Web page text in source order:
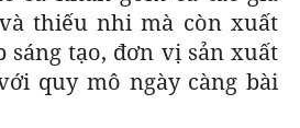
thiếu nhi mà còn xuất
tạo, đơn vị sản xuất
quy mô ngày càng bài